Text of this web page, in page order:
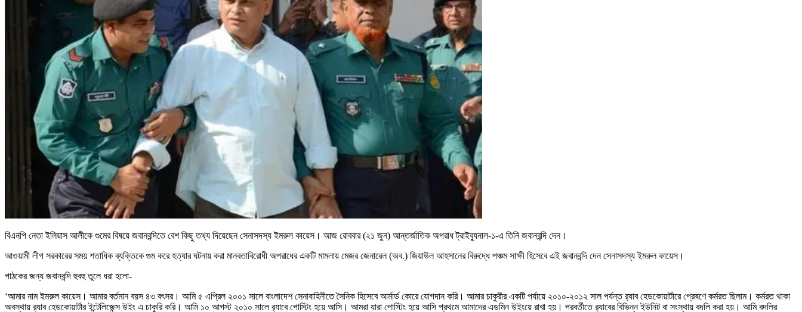
বিএনপি নেতা ইলিয়াস আলীকে গুমের বিষয়ে জবানবন্দিতে বেশ কিছু তথ্য দিয়েছেন সেনাসদস্য ইমরুল কায়েস। আজ রোববার (২১ জুন) আন্তর্জাতিক অপরাধ ট্রাইব্যুনাল-১-এ তিনি জবানবন্দি দেন।
আওয়ামী লীগ সরকারের সময় শতাধিক ব্যক্তিকে গুম করে হত্যার ঘটনায় করা মানবতাবিরোধী অপরাধের একটি মামলায় মেজর জেনারেল (অব.) জিয়াউল আহসানের বিরুদ্ধে পঞ্চম সাক্ষী হিসেবে এই জবানবন্দি দেন সেনাসদস্য ইমরুল কায়েস।
পাঠকের জন্য জবানবন্দি হুবহু তুলে ধরা হলো-
‘আমার নাম ইমরুল কায়েস। আমার বর্তমান বয়স ৪৩ বৎসর। আমি ৫ এপ্রিল ২০০১ সালে বাংলাদেশ সেনাবাহিনীতে সৈনিক হিসেবে আর্মার্ড কোরে যোগদান করি। আমার চাকুরীর একটি পর্যায়ে ২০১০-২০১২ সাল পর্যন্ত র‍্যাব হেডকোয়ার্টারে প্রেষণে কর্মরত ছিলাম। কর্মরত থাকা
অবস্থায় র‍্যাব হেডকোয়ার্টার ইন্টেলিজেন্স উইং এ চাকুরি করি। আমি ১০ আগস্ট ২০১০ সালে র‍্যাবে পোস্টিং হয়ে আসি। আমরা যারা পোস্টিং হয়ে আসি প্রথমে আমাদের এডমিন উইংয়ে রাখা হয়। পরবর্তীতে র‍্যাবের বিভিন্ন ইউনিট বা সংস্থায় বদলি করা হয়। আমি বদলির